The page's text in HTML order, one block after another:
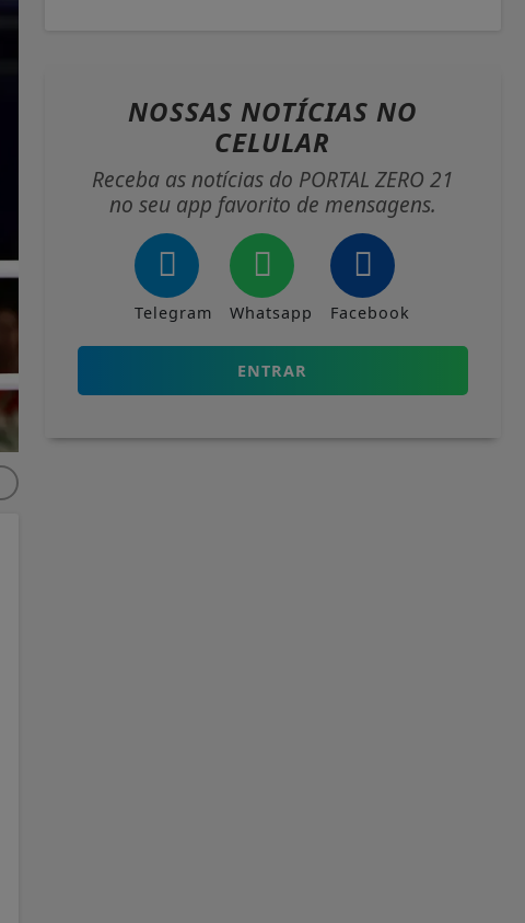
NOSSAS NOTÍCIAS NO
CELULAR
Receba as notícias do PORTAL ZERO 21
no seu app favorito de mensagens.
Telegram Whatsapp Facebook
ENTRAR